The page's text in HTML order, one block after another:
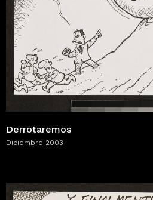
Derrotaremos
Diciembre 2003